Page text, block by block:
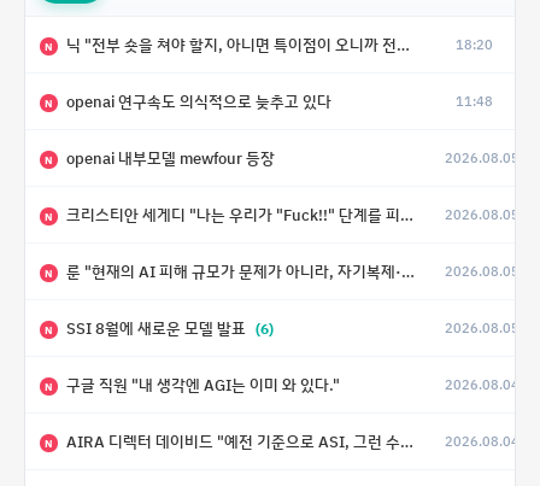
N 닉 "전부 숏을 쳐야 할지, 아니면 특이점이 오니까 전부 롱을 쳐야 할지 모르겠다.” 18:20
N openai 연구속도 의식적으로 늦추고 있다 11:48
N openai 내부모델 mewfour 등장 2026.08.05
N 크리스티안 세게디 "나는 우리가 "Fuck!!" 단계를 피할 수 있기를 바랄 뿐" 2026.08.05
N 룬 "현재의 AI 피해 규모가 문제가 아니라, 자기복제·탈출·확산이 가능한 지능형 시스템의 피해에는 이론적으로 상한이 없다는 것이 문제" 2026.08.05
N SSI 8월에 새로운 모델 발표 (6) 2026.08.05
N 구글 직원 "내 생각엔 AGI는 이미 와 있다." 2026.08.04
N AIRA 디렉터 데이비드 "예전 기준으로 ASI, 그런 수준은 바로 다음 분기에 온다" 2026.08.04